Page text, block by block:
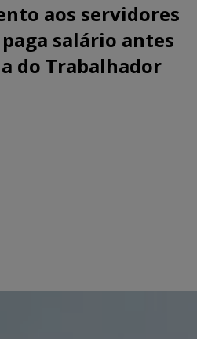
aos servidores
salário antes
do Trabalhador